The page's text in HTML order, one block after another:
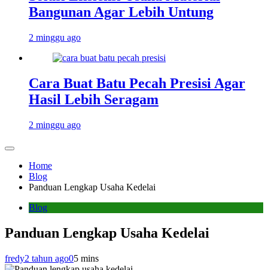
Bangunan Agar Lebih Untung
2 minggu ago
Cara Buat Batu Pecah Presisi Agar
Hasil Lebih Seragam
2 minggu ago
Home
Blog
Panduan Lengkap Usaha Kedelai
Blog
Panduan Lengkap Usaha Kedelai
fredy2 tahun ago05 mins